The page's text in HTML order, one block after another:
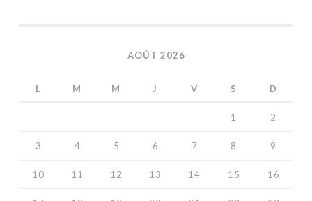
AOÛT 2026
L M M J V S D
1 2
3 4 5 6 7 8 9
10 11 12 13 14 15 16